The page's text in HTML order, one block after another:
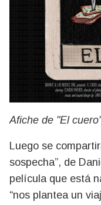
Afiche de "El
Luego se
sospecha”, de
película que está
“nos plantea un